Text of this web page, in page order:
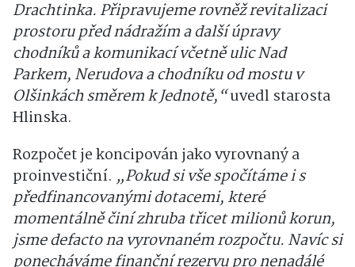
Drachtinka. Připravujeme rovněž revitalizaci
prostoru před nádražím a další úpravy
chodníků a komunikací včetně ulic Nad
Parkem, Nerudova a chodníku od mostu v
Olšinkách směrem k Jednotě,“uvedl starosta
Hlinska.
Rozpočet je koncipován jako vyrovnaný a
proinvestiční. „Pokud si vše spočítáme i s
předfinancovanými dotacemi, které
momentálně činí zhruba třicet milionů korun,
jsme defacto na vyrovnaném rozpočtu. Navíc si
ponecháváme finanční rezervu pro nenadálé